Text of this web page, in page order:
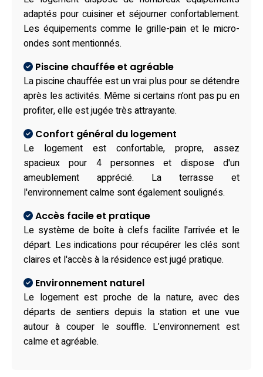
adaptés pour cuisiner et séjourner confortablement.
Les équipements comme le grille-pain et le micro-
ondes sont mentionnés.
Piscine chauffée et agréable
La piscine chauffée est un vrai plus pour se détendre
après les activités. Même si certains n’ont pas pu en
profiter, elle est jugée très attrayante.
Confort général du logement
Le logement est confortable, propre, assez
spacieux pour 4 personnes et dispose d'un
ameublement apprécié. La terrasse et
l'environnement calme sont également soulignés.
Accès facile et pratique
Le système de boîte à clefs facilite l'arrivée et le
départ. Les indications pour récupérer les clés sont
claires et l'accès à la résidence est jugé pratique.
Environnement naturel
Le logement est proche de la nature, avec des
départs de sentiers depuis la station et une vue
autour à couper le souffle. L’environnement est
calme et agréable.